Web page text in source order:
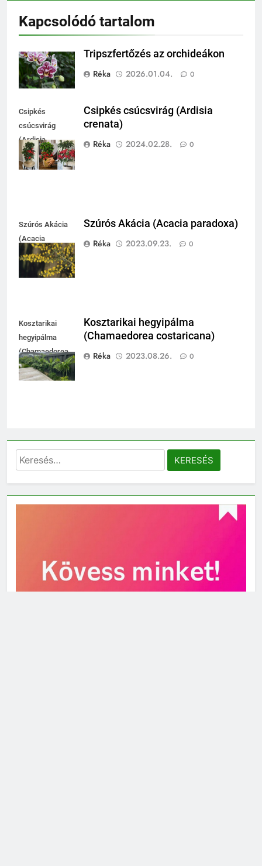
Kapcsolódó tartalom
Tripszfertőzés az orchideákon
Réka
2026.01.04. 0
Csipkés
csúcsvirág
(Ardisia
crenata)
Csipkés csúcsvirág (Ardisia
crenata)
Réka
2024.02.28. 0
Szúrós Akácia
(Acacia
paradoxa)
Szúrós Akácia (Acacia paradoxa)
Réka
2023.09.23. 0
Kosztarikai
hegyipálma
(Chamaedorea
costaricana)
Kosztarikai hegyipálma
(Chamaedorea costaricana)
Réka
2023.08.26. 0
Keresés: